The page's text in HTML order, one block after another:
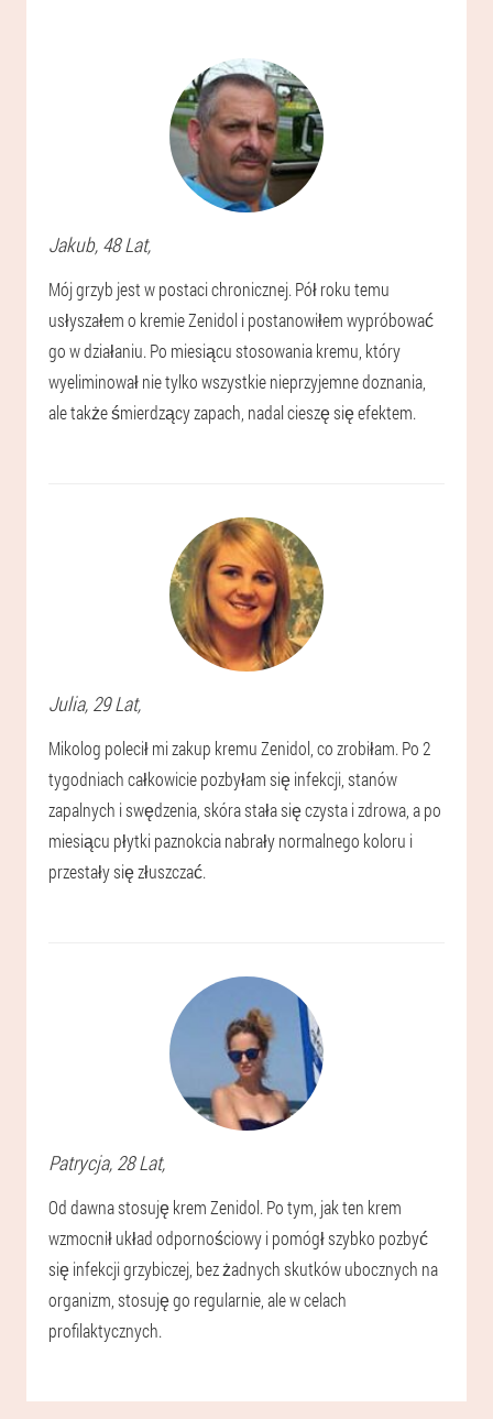
Jakub, 48 Lat,
Mój grzyb jest w postaci chronicznej. Pół roku temu
usłyszałem o kremie Zenidol i postanowiłem wypróbować
go w działaniu. Po miesiącu stosowania kremu, który
wyeliminował nie tylko wszystkie nieprzyjemne doznania,
ale także śmierdzący zapach, nadal cieszę się efektem.
Julia, 29 Lat,
Mikolog polecił mi zakup kremu Zenidol, co zrobiłam. Po 2
tygodniach całkowicie pozbyłam się infekcji, stanów
zapalnych i swędzenia, skóra stała się czysta i zdrowa, a po
miesiącu płytki paznokcia nabrały normalnego koloru i
przestały się złuszczać.
Patrycja, 28 Lat,
Od dawna stosuję krem Zenidol. Po tym, jak ten krem
wzmocnił układ odpornościowy i pomógł szybko pozbyć
się infekcji grzybiczej, bez żadnych skutków ubocznych na
organizm, stosuję go regularnie, ale w celach
profilaktycznych.